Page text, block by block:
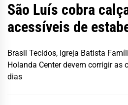
São Luís cobra
acessíveis de
Brasil Tecidos, Igreja Batista
Holanda Center devem corrigir as
dias